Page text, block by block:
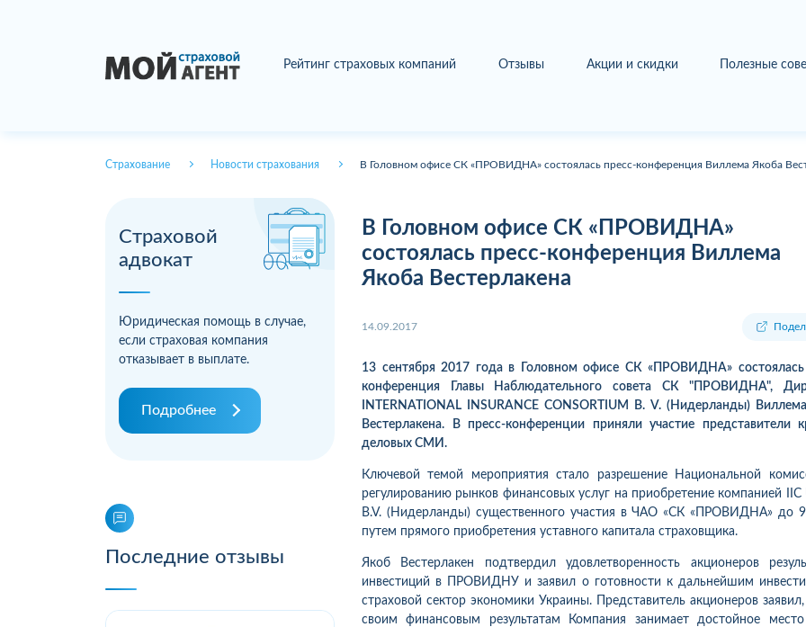
Рейтинг страховых компаний Отзывы Акции и скидки Полезные
Страхование Новости страхования В Головном офисе СК «ПРОВИДНА» состоялась пресс-конференция Виллема Якоба
Страховой
адвокат
Юридическая помощь в случае,
если страховая компания
отказывает в выплате.
Подробнее
Последние отзывы
В Головном офисе СК «ПРОВИДНА»
состоялась пресс-конференция Виллема
Якоба Вестерлакена
14.09.2017
13 сентября 2017 года в Головном офисе СК «ПРОВИДНА» состоялась
конференция Главы Наблюдательного совета СК "ПРОВИДНА",
INTERNATIONAL INSURANCE CONSORTIUM B. V. (Нидерланды)
Вестерлакена. В пресс-конференции приняли участие представители
деловых СМИ.
Ключевой темой мероприятия стало разрешение Национальной
регулированию рынков финансовых услуг на приобретение компанией IIC
B.V. (Нидерланды) существенного участия в ЧАО «СК «ПРОВИДНА» до
путем прямого приобретения уставного капитала страховщика.
Якоб Вестерлакен подтвердил удовлетворенность акционеров
инвестиций в ПРОВИДНУ и заявил о готовности к дальнейшим
страховой сектор экономики Украины. Представитель акционеров
своим финансовым результатам Компания занимает достойное